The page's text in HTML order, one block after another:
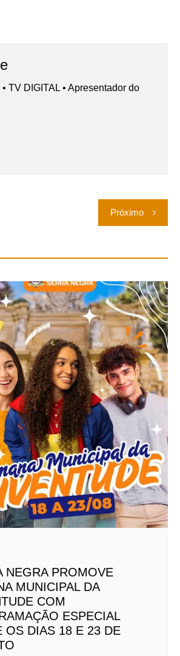
TV DIGITAL • Apresentador do
Próximo
NEGRA PROMOVE
MUNICIPAL DA
COM
ESPECIAL
OS DIAS 18 E 23 DE